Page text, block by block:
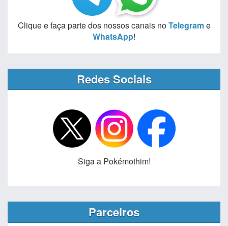
Clique e faça parte dos nossos canais noTelegrame
WhatsApp!
Redes Sociais
Siga a Pokémothim!
Parceiros